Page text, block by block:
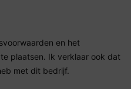
en het
plaatsen. Ik verklaar ook dat
met dit bedrijf.